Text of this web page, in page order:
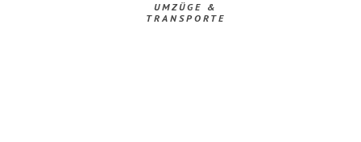
UMZÜGE &
TRANSPORTE